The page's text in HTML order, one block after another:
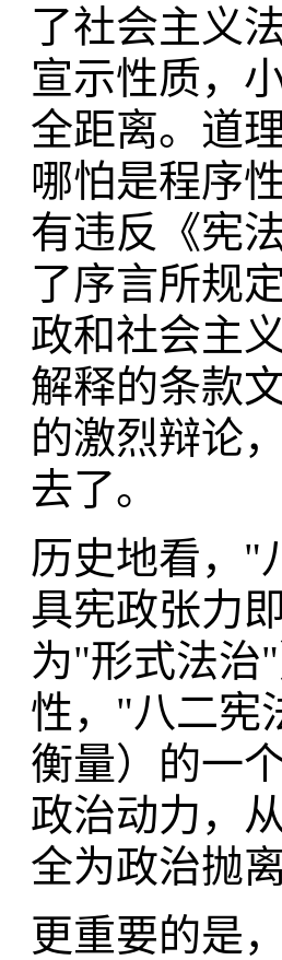
了社会主义
宣示性质，
全距离。道
哪怕是程序
有违反《宪
了序言所规
政和社会主
解释的条款
的激烈辩论
去了。
历史地看，"
具宪政张力
为"形式法治
性，"八二宪
衡量）的一
政治动力，
全为政治抛离
更重要的是